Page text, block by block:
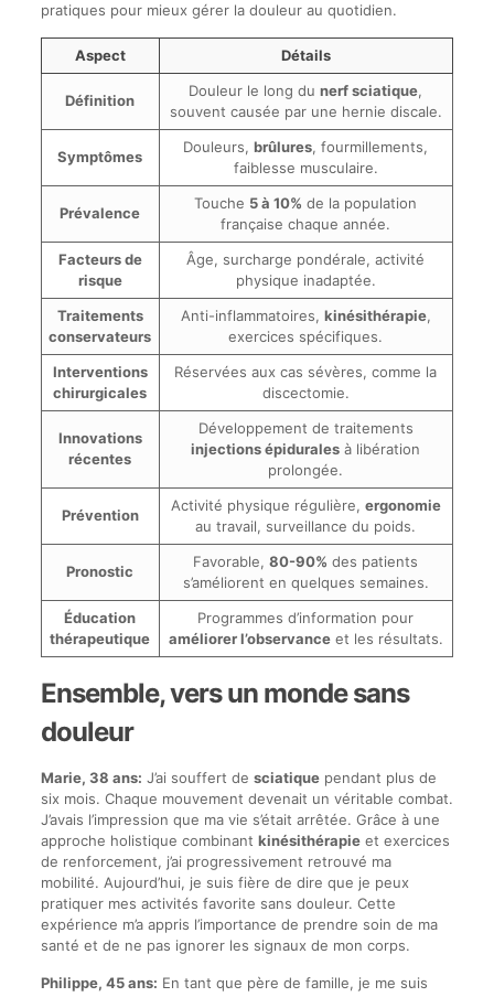
pratiques pour mieux gérer la douleur au quotidien.
Aspect Détails
Définition
Douleur le long dunerf sciatique,
souvent causée par une hernie discale.
Symptômes
Douleurs,brûlures, fourmillements,
faiblesse musculaire.
Prévalence
Touche 5 à 10% de la population
française chaque année.
Facteurs de
risque
Âge, surcharge pondérale, activité
physique inadaptée.
Traitements
conservateurs
Anti-inflammatoires, kinésithérapie,
exercices spécifiques.
Interventions
chirurgicales
Réservées aux cas sévères, comme la
discectomie.
Innovations
récentes
Développement de traitements
injections épidurales à libération
prolongée.
Prévention
Activité physique régulière, ergonomie
au travail, surveillance du poids.
Pronostic
Favorable,80-90% des patients
s’améliorent en quelques semaines.
Éducation
thérapeutique
Programmes d’information pour
améliorer l’observanceet les résultats.
Ensemble, vers un monde sans
douleur
Marie, 38 ans: J’ai souffert de sciatiquependant plus de
six mois. Chaque mouvement devenait un véritable combat.
J’avais l’impression que ma vie s’était arrêtée. Grâce à une
approche holistique combinant kinésithérapieet exercices
de renforcement, j’ai progressivement retrouvé ma
mobilité. Aujourd’hui, je suis fière de dire que je peux
pratiquer mes activités favorite sans douleur. Cette
expérience m’a appris l’importance de prendre soin de ma
santé et de ne pas ignorer les signaux de mon corps.
Philippe, 45 ans: En tant que père de famille, je me suis